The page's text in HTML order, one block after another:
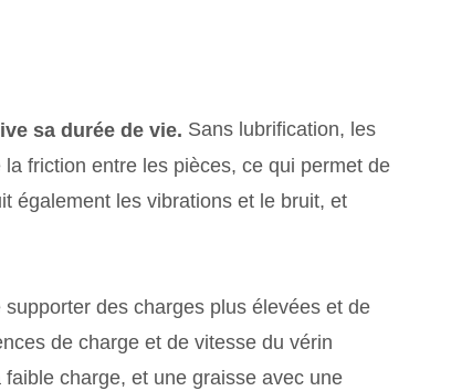
sa durée de vie. Sans lubrification, les
friction entre les pièces, ce qui permet de
également les vibrations et le bruit, et
des charges plus élevées et de
de charge et de vitesse du vérin
charge, et une graisse avec une